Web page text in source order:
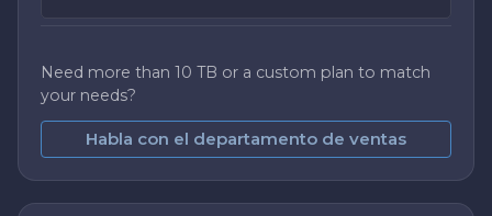
Need more than 10 TB or a custom plan to match
your needs?
Habla con el departamento de ventas